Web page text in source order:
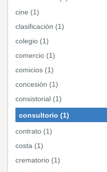
cine (1)
clasificación (1)
colegio (1)
comercio (1)
comicios (1)
concesión (1)
consistorial (1)
consultorio (1)
contrato (1)
costa (1)
crematorio (1)